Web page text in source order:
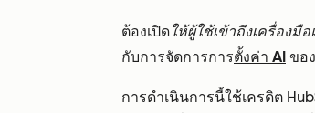
ต้องเปิดให้ผู้ใช้เข้าถึงเครื่องมื
กับการจัดการการตั้งค่า AI ขอ
การดำเนินการนี้ใช้เครดิต